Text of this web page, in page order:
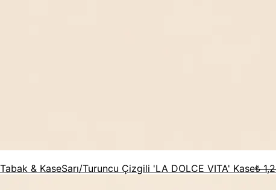
Tabak & KaseSarı/Turuncu Çizgili 'LA DOLCE VITA' Kase₺